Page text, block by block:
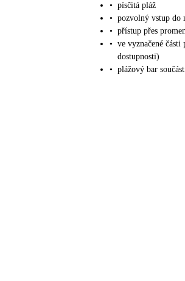
• písčitá pláž
• pozvolný vstup do
• přístup přes
• ve vyznačené
dostupnosti)
• plážový bar